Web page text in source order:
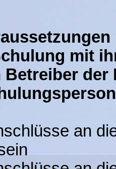
mit
Betreiber der
an